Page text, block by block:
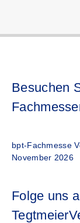
Besuchen
bpt-Fachmesse
November 2026
Folge uns